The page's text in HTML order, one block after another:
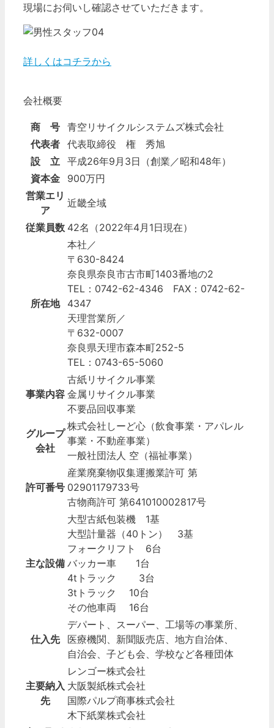
現場にお伺いし確認させていただきます。
詳しくはコチラから
会社概要
商 号
青空リサイクルシステムズ株式会社
代表者
代表取締役 権 秀旭
設 立
平成26年9月3日（創業／昭和48年）
資本金
900万円
営業エリ
ア
近畿全域
従業員数 42名（2022年4月1日現在）
所在地
本社／
〒630-8424
奈良県奈良市古市町1403番地の2
TEL：0742-62-4346 FAX：0742-62-
4347
天理営業所／
〒632-0007
奈良県天理市森本町252-5
TEL：0743-65-5060
事業内容
古紙リサイクル事業
金属リサイクル事業
不要品回収事業
グループ
会社
株式会社しーど心（飲食事業・アパレル
事業・不動産事業）
一般社団法人 空（福祉事業）
許可番号
産業廃棄物収集運搬業許可 第
02901179733号
古物商許可 第641010002817号
主な設備
大型古紙包装機 1基
大型計量器（40トン） 3基
フォークリフト 6台
バッカー車 1台
4tトラック 3台
3tトラック 10台
その他車両 16台
仕入先
デパート、スーパー、工場等の事業所、
医療機関、新聞販売店、地方自治体、
自治会、子ども会、学校など各種団体
主要納入
先
レンゴー株式会社
大阪製紙株式会社
国際パルプ商事株式会社
木下紙業株式会社